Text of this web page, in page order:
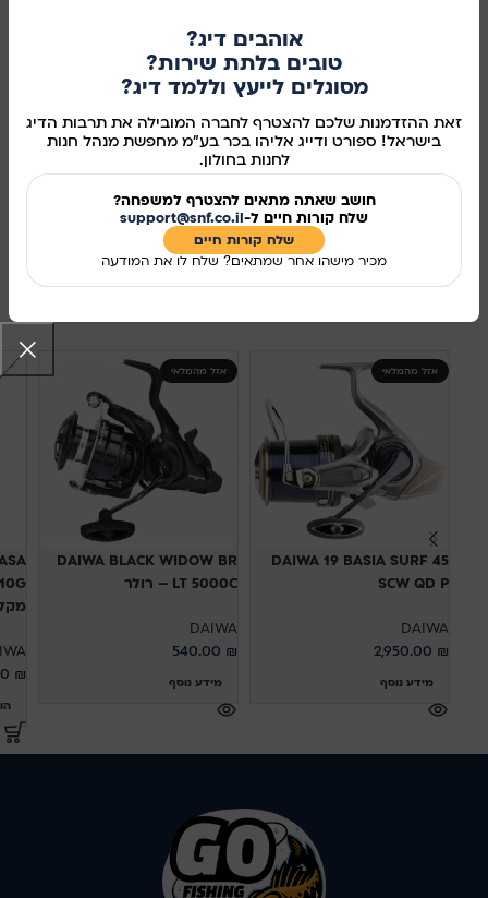
אוהבים דיג?
טובים בלתת שירות?
מסוגלים לייעץ וללמד דיג?
זאת ההזדמנות שלכם להצטרף לחברה המובילה את תרבות הדיג
בישראל! ספורט ודייג אליהו בכר בע"מ מחפשת מנהל חנות
לחנות בחולון.
חושב שאתה מתאים להצטרף למשפחה?
שלח קורות חיים ל-support@snf.co.il
שלח קורות חיים​
מכיר מישהו אחר שמתאים? שלח לו את המודעה
קנו עכשיו
שיתוף ברשתות החברתיות:
אזל מהמלאי
DAIWA 19 BASIA SURF 45
SCW QD P
DAIWA
2,950.00 ₪
מידע נוסף
אזל מהמלאי
DAIWA BLACK WIDOW BR
LT 5000C – רולר
DAIWA
540.00 ₪
מידע נוסף ₪